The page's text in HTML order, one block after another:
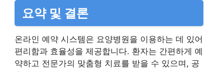
요약 및 결론
온라인 예약 시스템은 요양병원을 이용하는 데 있어
편리함과 효율성을 제공합니다. 환자는 간편하게 예
약하고 전문가의 맞춤형 치료를 받을 수 있으며, 공